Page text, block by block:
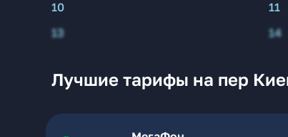
10
11
13
14
Лучшие тарифы на пер